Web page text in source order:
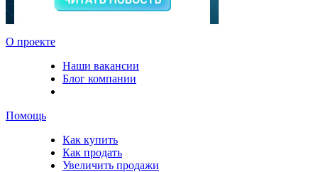
О проекте
Наши вакансии
Блог компании
Помощь
Как купить
Как продать
Увеличить продажи